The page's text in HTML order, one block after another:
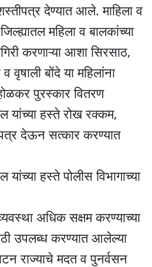
देण्यात आले. माहिला व
महिला व बालकांच्या
करणाऱ्या आशा सिरसाठ,
वृषाली बोंदे या महिलांना
पुरस्कार वितरण
यांच्या हस्ते रोख रक्कम,
देऊन सत्कार करण्यात
हस्ते पोलीस विभागाच्या
अधिक सक्षम करण्याच्या
उपलब्ध करण्यात आलेल्या
राज्याचे मदत व पुनर्वसन